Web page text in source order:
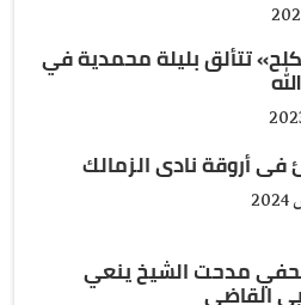
تتألق بليلة محمدية في
فى أروقة نادى الزمالك
مدحت الشيخ ينعي
القاضي